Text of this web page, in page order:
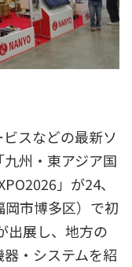
スなどの最新ソ
州・東アジア国
」が24、
市博多区）で初
出展し、地方の
・システムを紹